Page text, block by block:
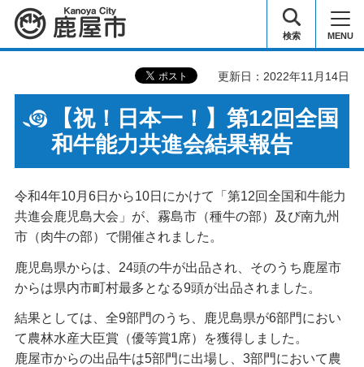
鹿屋市 検索 MENU
更新日：2022年11月14日
【祝！日本一！】第12回全国
和牛能力共進会結果報告
令和4年10月6日から10日にかけて「第12回全国和牛能力
共進会鹿児島大会」が、霧島市（種牛の部）及び南九州
市（肉牛の部）で開催されました。
鹿児島県からは、24頭の牛が出品され、そのうち鹿屋市
からは県内市町村最多となる9頭が出品されました。
結果としては、全9部門のうち、鹿児島県が6部門におい
て農林水産大臣賞（優等賞1席）を獲得しました。
鹿屋市からの出品牛は5部門に出場し、3部門において農